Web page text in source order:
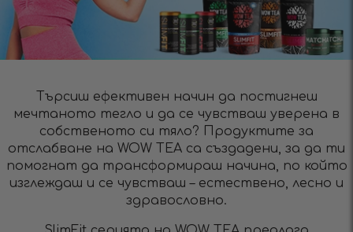
Търсиш ефективен начин да постигнеш
мечтаното тегло и да се чувстваш уверена в
собственото си тяло? Продуктите за
отслабване на WOW TEA са създадени, за да ти
помогнат да трансформираш начина, по който
изглеждаш и се чувстваш – естествено, лесно и
здравословно.